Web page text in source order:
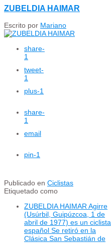
ZUBELDIA HAIMAR
Escrito por Mariano
share-
1
tweet-
1
plus-1
share-
1
email
pin-1
Publicado en Ciclistas
Etiquetado como
ZUBELDIA HAIMAR Agirre
(Usúrbil, Guipúzcoa, 1 de
abril de 1977) es un ciclista
español Se retiró en la
Clásica San Sebastián de